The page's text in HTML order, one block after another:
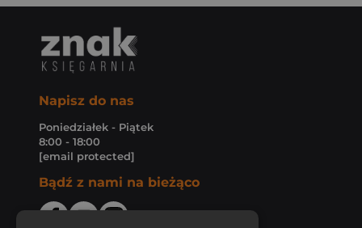
Napisz do nas
Poniedziałek - Piątek
8:00 - 18:00
[email protected]
Bądź z nami na bieżąco